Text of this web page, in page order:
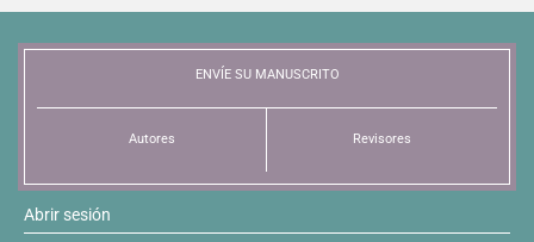
ENVÍE SU MANUSCRITO
Autores Revisores
Abrir sesión